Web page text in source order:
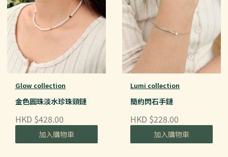
Glow collection
金色圓珠淡水珍珠頸鏈
HKD $428.00
加入購物車
Lumi collection
簡約閃石手鏈
HKD $228.00
加入購物車